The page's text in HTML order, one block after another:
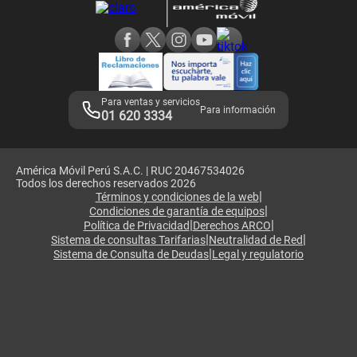
Adquirientes iPhone 6, 6S y SE
Mensaje de Seguridad
Términos y Condiciones de Tienda Claro
Libro de Reclamaciones
Legales de marketplace
Para ventas y servicios
01 620 3334 Para información
América Móvil Perú S.A.C. | RUC 20467534026
Todos los derechos reservados 2026
Términos y condiciones de la web|
Condiciones de garantía de equipos|
Política de Privacidad|Derechos ARCO|
Sistema de consultas Tarifarias|Neutralidad de Red|
Sistema de Consulta de Deudas|Legal y regulatorio